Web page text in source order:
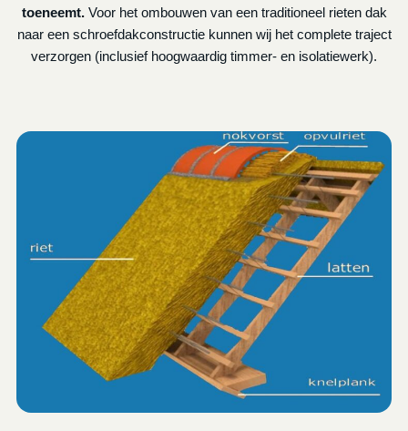
toeneemt.Voor het ombouwen van een traditioneel rieten dak
naar een schroefdakconstructie kunnen wij het complete traject
verzorgen (inclusief hoogwaardig timmer- en isolatiewerk).